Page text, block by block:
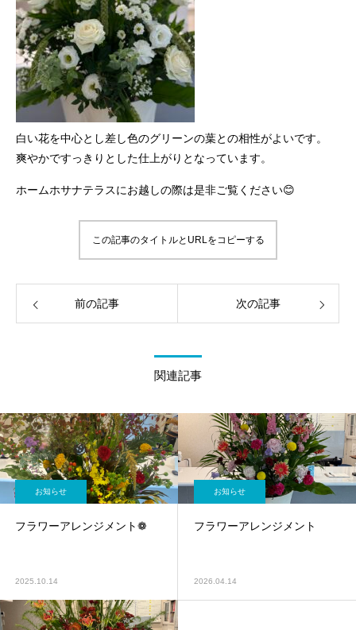
白い花を中心とし差し色のグリーンの葉との相性がよいです。
爽やかですっきりとした仕上がりとなっています。
ホームホサナテラスにお越しの際は是非ご覧ください😊
この記事のタイトルとURLをコピーする
前の記事 次の記事
関連記事
お知らせ
フラワーアレンジメント❁
2025.10.14
お知らせ
フラワーアレンジメント
2026.04.14